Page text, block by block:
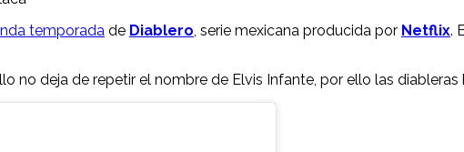
temporada de Diablero , serie mexicana producida por Netflix.
no deja de repetir el nombre de Elvis Infante, por ello las